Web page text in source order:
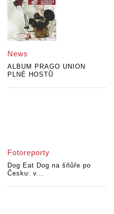
News
ALBUM PRAGO UNION
PLNÉ HOSTŮ
Fotoreporty
Dog Eat Dog na šňůře po
Česku: v...